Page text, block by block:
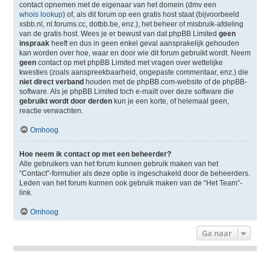
contact opnemen met de eigenaar van het domein (dmv een
whois lookup) of, als dit forum op een gratis host staat (bijvoorbeeld
xsbb.nl, nl.forums.cc, dotbb.be, enz.), het beheer of misbruik-afdeling
van de gratis host. Wees je er bewust van dat phpBB Limited geen
inspraakheeft en dus in geen enkel geval aansprakelijk gehouden
kan worden over hoe, waar en door wie dit forum gebruikt wordt. Neem
geencontact op met phpBB Limited met vragen over wettelijke
kwesties (zoals aanspreekbaarheid, ongepaste commentaar, enz.) die
niet direct verband houden met de phpBB.com-website of de phpBB-
software. Als je phpBB Limited toch e-mailt over deze software die
gebruikt wordt door derdenkun je een korte, of helemaal geen,
reactie verwachten.
Omhoog
Hoe neem ik contact op met een beheerder?
Alle gebruikers van het forum kunnen gebruik maken van het
“Contact”-formulier als deze optie is ingeschakeld door de beheerders.
Leden van het forum kunnen ook gebruik maken van de “Het Team”-
link.
Omhoog
Ga naar